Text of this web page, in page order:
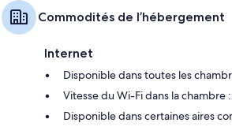
Commodités de l’hébergement
Internet
Disponible dans toutes les
Vitesse du Wi-Fi dans la chambre
Disponible dans certaines aires